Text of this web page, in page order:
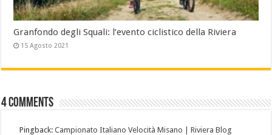
Granfondo degli Squali: l’evento ciclistico della Riviera
15 Agosto 2021
4 comments
Pingback:Campionato Italiano Velocità Misano | Riviera Blog